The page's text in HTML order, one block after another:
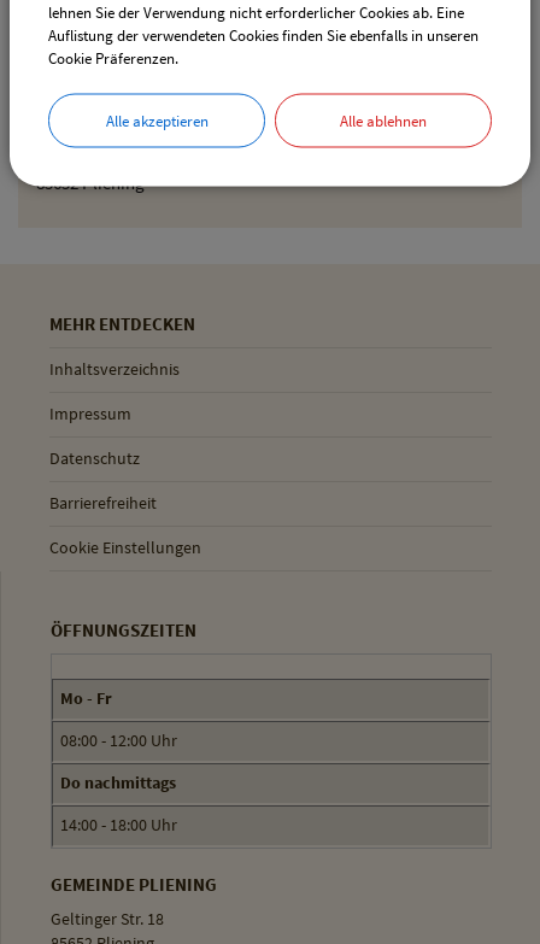
Gemeinde Pliening
Geltinger Str. 18
85652 Pliening
Drucken
MEHR ENTDECKEN
Inhaltsverzeichnis
Impressum
Datenschutz
Barrierefreiheit
Cookie Einstellungen
ÖFFNUNGSZEITEN
Mo - Fr
08:00 - 12:00 Uhr
Do nachmittags
14:00 - 18:00 Uhr
GEMEINDE PLIENING
Geltinger Str. 18
lehnen Sie der Verwendung nicht erforderlicher Cookies ab. Eine
Auflistung der verwendeten Cookies finden Sie ebenfalls in unseren
Cookie Präferenzen.
Alle akzeptieren Alle ablehnen